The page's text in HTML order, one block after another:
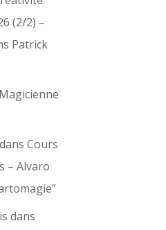
(2/2) –
Patrick
dans Cours
– Alvaro
dans